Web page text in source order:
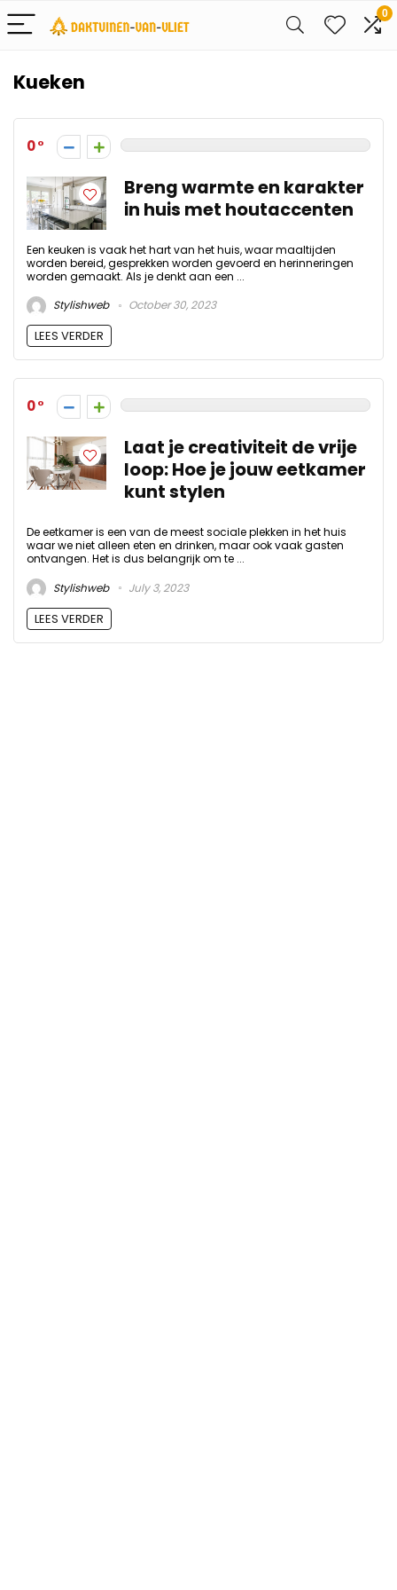
0
Kueken
0
Breng warmte en karakter
in huis met houtaccenten
Een keuken is vaak het hart van het huis, waar maaltijden
worden bereid, gesprekken worden gevoerd en herinneringen
worden gemaakt. Als je denkt aan een ...
Stylishweb
October 30, 2023
LEES VERDER
0
Laat je creativiteit de vrije
loop: Hoe je jouw eetkamer
kunt stylen
De eetkamer is een van de meest sociale plekken in het huis
waar we niet alleen eten en drinken, maar ook vaak gasten
ontvangen. Het is dus belangrijk om te ...
Stylishweb
July 3, 2023
LEES VERDER